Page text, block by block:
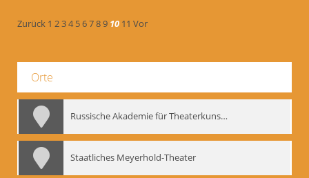
Zurück 1 234 56789 10 11 Vor
Orte
Russische Akademie für Theaterkunst – GITIS
Staatliches Meyerhold-Theater